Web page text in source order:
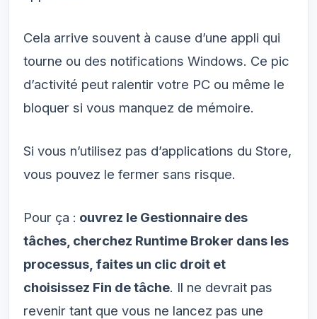
Cela arrive souvent à cause d’une appli qui
tourne ou des notifications Windows. Ce pic
d’activité peut ralentir votre PC ou même le
bloquer si vous manquez de mémoire.
Si vous n’utilisez pas d’applications du Store,
vous pouvez le fermer sans risque.
Pour ça : ouvrez le Gestionnaire des
tâches, cherchez Runtime Broker dans les
processus, faites un clic droit et
choisissez Fin de tâche. Il ne devrait pas
revenir tant que vous ne lancez pas une